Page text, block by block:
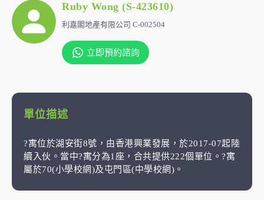
Ruby Wong (S-423610)
利嘉閣地產有限公司 C-002504
立即預約諮詢
單位描述
?寓位於湖安街8號，由香港興業發展，於2017-07起陸
續入伙。當中?寓分為1座，合共提供222個單位。?寓
屬於70(小學校網)及屯門區(中學校網)。